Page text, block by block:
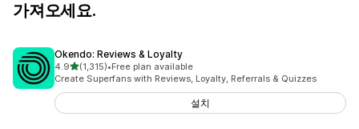
가져오세요.
Okendo: Reviews & Loyalty
4.9별 5개 중
(1,315)
총 리뷰 1315개
•Free plan available
Create Superfans with Reviews, Loyalty, Referrals & Quizzes
설치